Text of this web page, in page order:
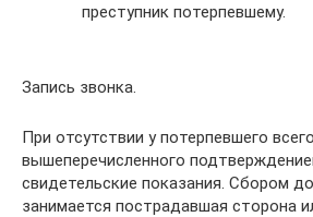
преступник потерпевшему.
Запись звонка.
При отсутствии у потерпевшего всего
вышеперечисленного
свидетельские показания. Сбором
занимается пострадавшая сторона